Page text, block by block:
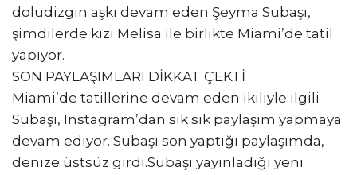
doludizgin aşkı devam eden Şeyma Subaşı,
şimdilerde kızı Melisa ile birlikte Miami’de tatil
yapıyor.
SON PAYLAŞIMLARI DİKKAT ÇEKTİ
Miami’de tatillerine devam eden ikiliyle ilgili
Subaşı, Instagram’dan sık sık paylaşım yapmaya
devam ediyor. Subaşı son yaptığı paylaşımda,
denize üstsüz girdi.Subaşı yayınladığı yeni